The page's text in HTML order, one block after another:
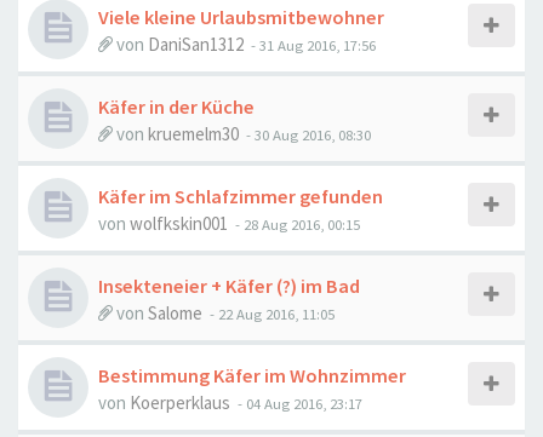
Viele kleine Urlaubsmitbewohner
von DaniSan1312 -31 Aug 2016, 17:56
Käfer in der Küche
von kruemelm30 -30 Aug 2016, 08:30
Käfer im Schlafzimmer gefunden
von wolfkskin001 - 28 Aug 2016, 00:15
Insekteneier + Käfer (?) im Bad
von Salome - 22 Aug 2016, 11:05
Bestimmung Käfer im Wohnzimmer
von Koerperklaus - 04 Aug 2016, 23:17